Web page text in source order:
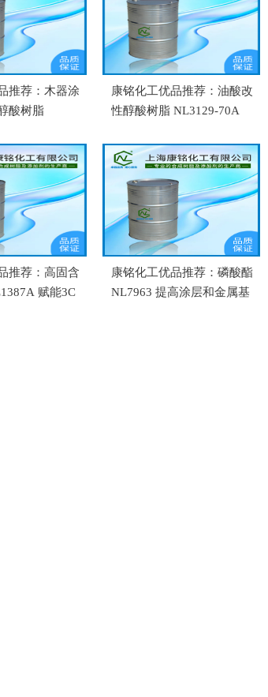
推荐：木器涂
酸树脂
康铭化工优品推荐：油酸改
性醇酸树脂 NL3129-70A
推荐：高固含
赋能3C
康铭化工优品推荐：磷酸酯
NL7963 提高涂层和金属基